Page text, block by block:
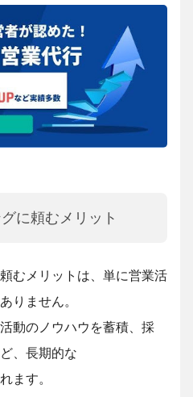
に頼むメリット
むメリットは、単に営業活
りません。
動のノウハウを蓄積、採
、長期的な
ます。